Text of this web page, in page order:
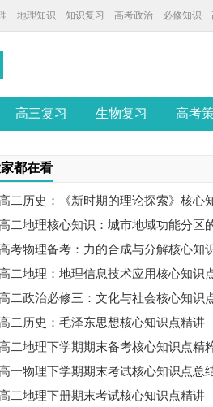
必修知识
高考政治
知识复习
地理知识
高三复习 生物复习 高考
都在看
二历史：《新时期的理论探索》核心
讲
二地理核心知识：城市地域功能分区
应用
考物理备考：力的合成与分解核心知
二地理：地理信息技术应用核心知识
二政治必修三：文化与社会核心知识
二历史：毛泽东思想核心知识点精讲
二地理下学期期末备考核心知识点精
一物理下学期期末考试核心知识点总
二地理下册期末考试核心知识点精讲